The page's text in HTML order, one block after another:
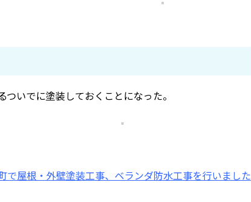
いでに塗装しておくことになった。
で屋根・外壁塗装工事、ベランダ防水工事を行いました